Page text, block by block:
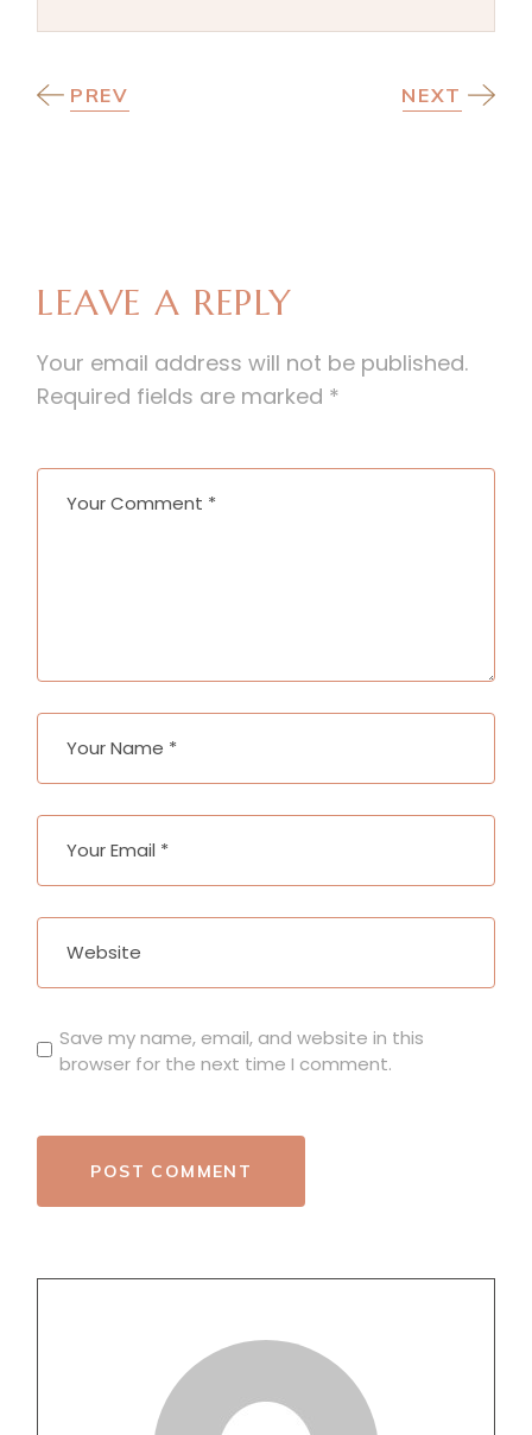
PREV NEXT
LEAVE A REPLY
Your email address will not be published.
Required fields are marked *
Save my name, email, and website in this
browser for the next time I comment.
POST COMMENT